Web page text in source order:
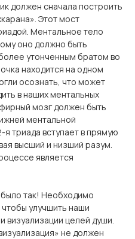
должен сначала построить
Этот мост
Ментальное тело
оно должно быть
утонченным братом во
находится на одном
осознать, что может
в наших ментальных
мозг должен быть
ментальной
триада вступает в прямую
высший и низший разум.
является
было так! Необходимо
улучшить наши
визуализации целей души.
не должен